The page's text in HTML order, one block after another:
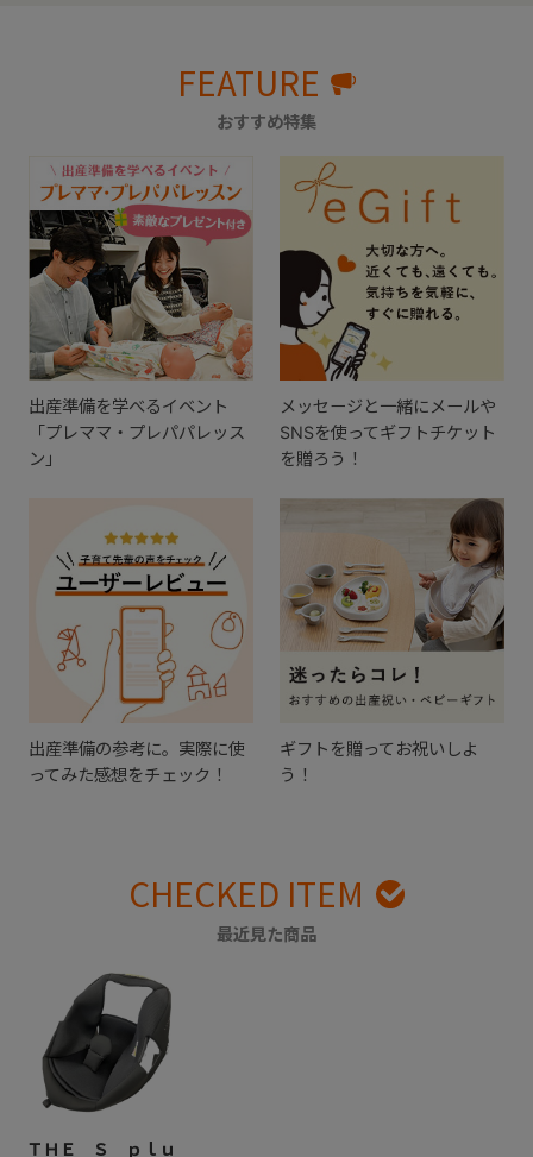
FEATURE
おすすめ特集
出産準備を学べるイベント
「プレママ・プレパパレッス
ン」
メッセージと一緒にメールや
SNSを使ってギフトチケット
を贈ろう！
出産準備の参考に。実際に使
ってみた感想をチェック！
ギフトを贈ってお祝いしよ
う！
CHECKED ITEM
最近見た商品
ＴＨＥ Ｓ ｐｌｕ